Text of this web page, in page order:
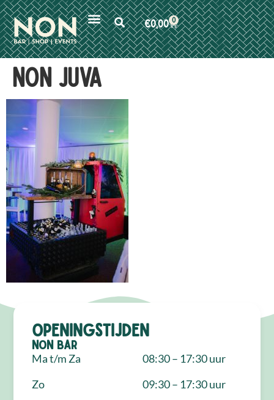
€0,00 0
NON JUVA
Openingstijden
NON Bar
Ma t/m Za
Zo
08:30 – 17:30 uur
09:30 – 17:30 uur